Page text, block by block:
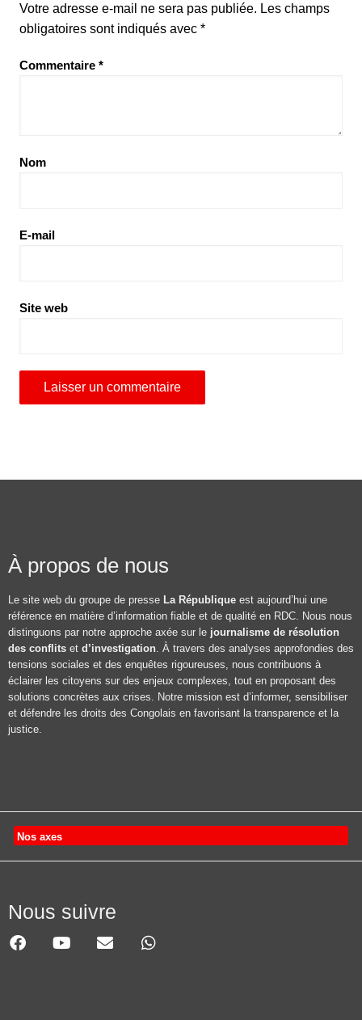
Votre adresse e-mail ne sera pas publiée. Les champs
obligatoires sont indiqués avec *
Commentaire *
Nom
E-mail
Site web
À propos de nous
Le site web du groupe de presse La République est aujourd’hui une
référence en matière d’information fiable et de qualité en RDC. Nous nous
distinguons par notre approche axée sur le journalisme de résolution
des conflits et d’investigation . À travers des analyses approfondies des
tensions sociales et des enquêtes rigoureuses, nous contribuons à
éclairer les citoyens sur des enjeux complexes, tout en proposant des
solutions concrètes aux crises. Notre mission est d’informer, sensibiliser
et défendre les droits des Congolais en favorisant la transparence et la
justice.
Nos axes
Nous suivre